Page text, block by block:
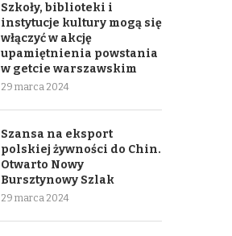
Szkoły, biblioteki i
instytucje kultury mogą się
włączyć w akcję
upamiętnienia powstania
w getcie warszawskim
29 marca 2024
Szansa na eksport
polskiej żywności do Chin.
Otwarto Nowy
Bursztynowy Szlak
29 marca 2024